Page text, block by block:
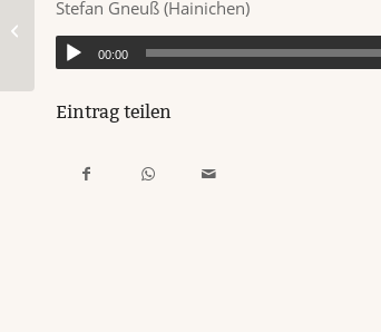
Stefan Gneuß (Hainichen)
00:00
Eintrag teilen